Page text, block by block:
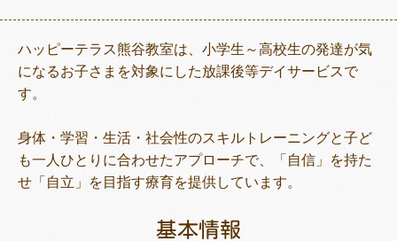
ハッピーテラス熊谷教室は、小学生～高校生の発達が気
になるお子さまを対象にした放課後等デイサービスで
す。
身体・学習・生活・社会性のスキルトレーニングと子ど
も一人ひとりに合わせたアプローチで、「自信」を持た
せ「自立」を目指す療育を提供しています。
基本情報